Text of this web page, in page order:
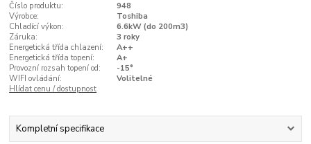
Číslo produktu:
948
Výrobce:
Toshiba
Chladící výkon:
6.6kW (do 200m3)
Záruka:
3 roky
Energetická třída chlazení:
A++
Energetická třída topení:
A+
Provozní rozsah topení od:
-15°
WIFI ovládání:
Volitelné
Hlídat cenu / dostupnost
Kompletní specifikace